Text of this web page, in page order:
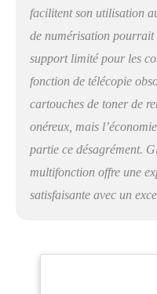
facilitent son utilisation
de numérisation
support limité pour les
fonction de télécopie
cartouches de toner de
onéreux, mais
partie ce désagrément.
multifonction offre une
satisfaisante avec un